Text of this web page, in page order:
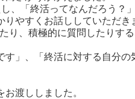
、「終活ってなんだろう？
やすくお話ししていただき
り、積極的に質問したりす
」、「終活に対する自分の
渡ししました。